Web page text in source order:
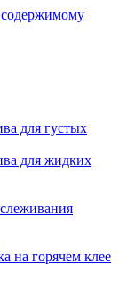
для густых
для жидких
на горячем клее